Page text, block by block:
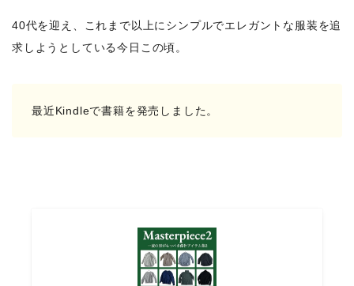
40代を迎え、これまで以上にシンプルでエレガントな服装を追
求しようとしている今日この頃。
最近Kindleで書籍を発売しました。